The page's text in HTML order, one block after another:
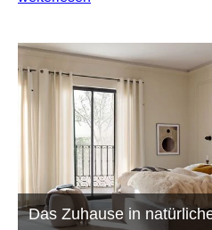
Das Zuhause in